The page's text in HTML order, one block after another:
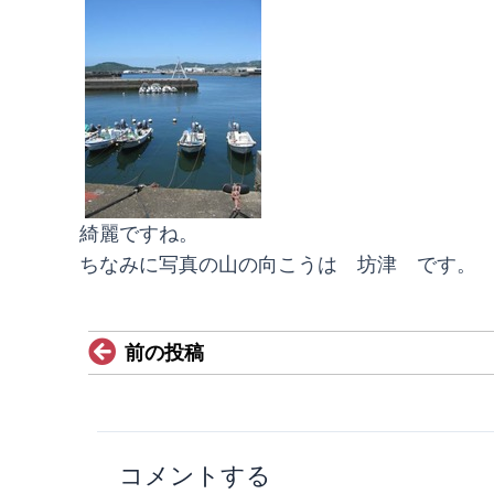
綺麗ですね。
ちなみに写真の山の向こうは 坊津 です。
Prev
前の投稿
コメントする